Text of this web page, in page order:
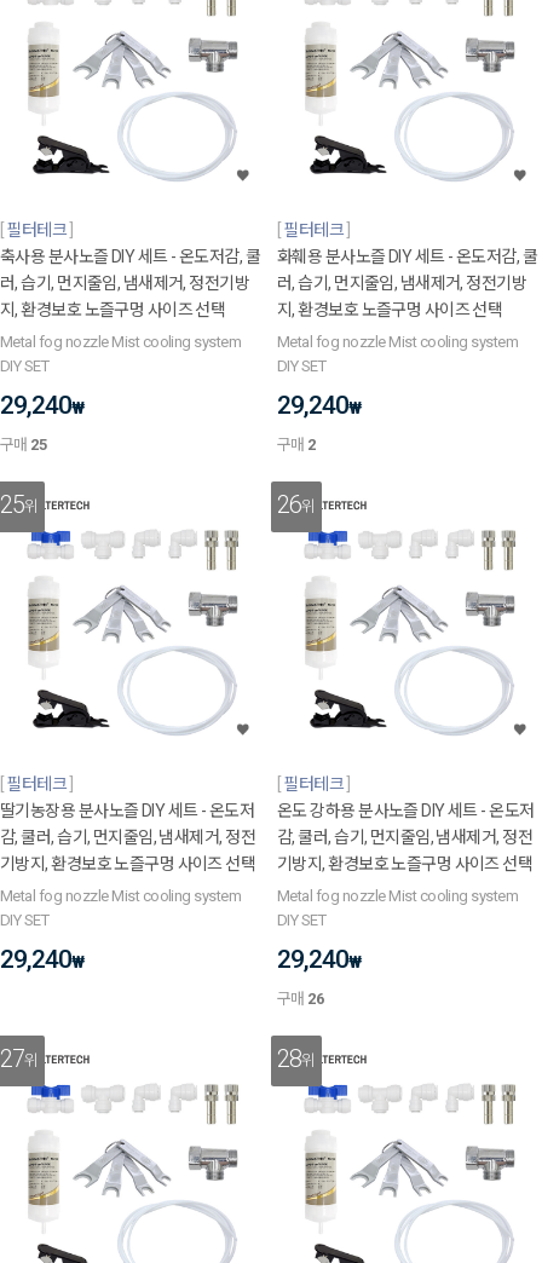
필터테크
축사용 분사노즐 DIY 세트 - 온도저감, 쿨
러, 습기, 먼지줄임, 냄새제거, 정전기방
지, 환경보호 노즐구멍 사이즈 선택
Metal fog nozzle Mist cooling system
DIY SET
29,240₩
구매 25
필터테크
화훼용 분사노즐 DIY 세트 - 온도저감, 쿨
러, 습기, 먼지줄임, 냄새제거, 정전기방
지, 환경보호 노즐구멍 사이즈 선택
Metal fog nozzle Mist cooling system
DIY SET
29,240₩
구매 2
25위
필터테크
딸기농장용 분사노즐 DIY 세트 - 온도저
감, 쿨러, 습기, 먼지줄임, 냄새제거, 정전
기방지, 환경보호 노즐구멍 사이즈 선택
Metal fog nozzle Mist cooling system
DIY SET
29,240₩
26위
필터테크
온도 강하용 분사노즐 DIY 세트 - 온도저
감, 쿨러, 습기, 먼지줄임, 냄새제거, 정전
기방지, 환경보호 노즐구멍 사이즈 선택
Metal fog nozzle Mist cooling system
DIY SET
29,240₩
구매 26
27위 28위